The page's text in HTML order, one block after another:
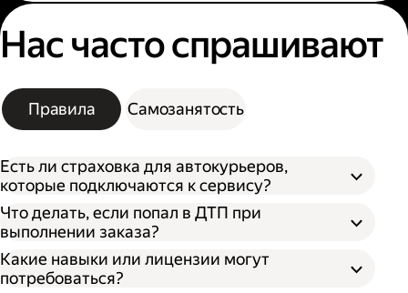
Нас часто спрашивают
Правила Самозанятость
Есть ли страховка для автокурьеров,
которые подключаются к сервису?
Что делать, если попал в ДТП при
выполнении заказа?
Какие навыки или лицензии могут
потребоваться?